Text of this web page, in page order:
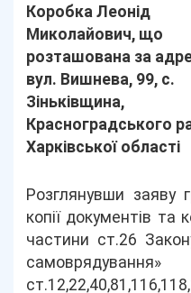
Коробка Леонід
Миколайович, що
розташована за
вул. Вишнева, 99, с.
Зіньківщина,
Красноградського
Харківської області
Розглянувши заяву
копії документів та
частини ст.26